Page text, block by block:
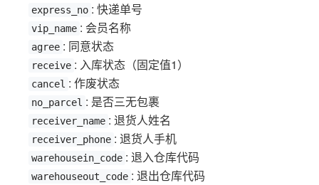
express_no : 快递单号
vip_name : 会员名称
agree : 同意状态
receive : 入库状态（固定值1）
cancel : 作废状态
no_parcel : 是否三无包裹
receiver_name : 退货人姓名
receiver_phone : 退货人手机
warehousein_code : 退入仓库代码
warehouseout_code : 退出仓库代码